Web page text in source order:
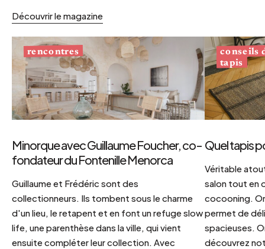
Découvrir le magazine
rencontres
Minorque avec Guillaume Foucher, co-
fondateur du Fontenille Menorca
Guillaume et Frédéric sont des
collectionneurs. Ils tombent sous le charme
d'un lieu, le retapent et en font un refuge slow
life, une parenthèse dans la ville, qui vient
ensuite compléter leur collection. Avec
conseils
tapis
Quel tapis
Véritable
salon tout en
cocooning.
permet de
spacieuses.
découvrez